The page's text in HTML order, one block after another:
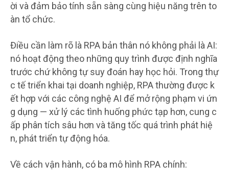
ời và đảm bảo tính sẵn sàng cùng hiệu năng trên to
àn tổ chức.
Điều cần làm rõ là RPA bản thân nó không phải là AI:
nó hoạt động theo những quy trình được định nghĩa
trước chứ không tự suy đoán hay học hỏi. Trong thự
c tế triển khai tại doanh nghiệp, RPA thường được k
ết hợp với các công nghệ AI để mở rộng phạm vi ứn
g dụng — xử lý các tình huống phức tạp hơn, cung c
ấp phân tích sâu hơn và tăng tốc quá trình phát hiệ
n, phát triển tự động hóa.
Về cách vận hành, có ba mô hình RPA chính: